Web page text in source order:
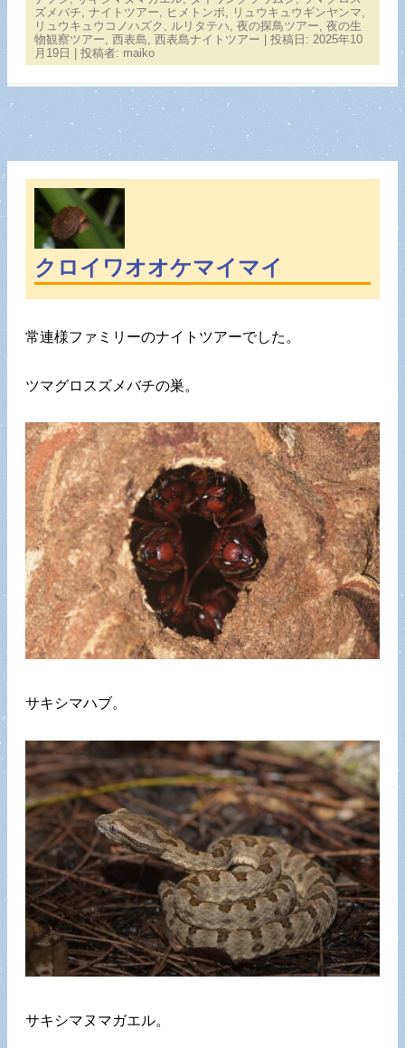
ズメバチ, ナイトツアー, ヒメトンボ, リュウキュウギンヤンマ,
リュウキュウコノハズク , ルリタテハ, 夜の探鳥ツアー, 夜の生
物観察ツアー, 西表島, 西表島ナイトツアー | 投稿日: 2025年10
月19日
投稿者: maiko
クロイワオオケマイマイ
常連様ファミリーのナイトツアーでした。
ツマグロスズメバチの巣。
サキシマハブ。
サキシマヌマガエル。